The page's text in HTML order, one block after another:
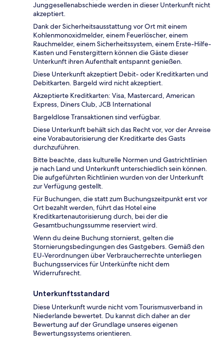
Junggesellenabschiede werden in dieser Unterkunft nicht
akzeptiert.
Dank der Sicherheitsausstattung vor Ort mit einem
Kohlenmonoxidmelder, einem Feuerlöscher, einem
Rauchmelder, einem Sicherheitssystem, einem Erste-Hilfe-
Kasten und Fenstergittern können die Gäste dieser
Unterkunft ihren Aufenthalt entspannt genießen.
Diese Unterkunft akzeptiert Debit- oder Kreditkarten und
Debitkarten. Bargeld wird nicht akzeptiert.
Akzeptierte Kreditkarten: Visa, Mastercard, American
Express, Diners Club, JCB International
Bargeldlose Transaktionen sind verfügbar.
Diese Unterkunft behält sich das Recht vor, vor der Anreise
eine Vorabautorisierung der Kreditkarte des Gasts
durchzuführen.
Bitte beachte, dass kulturelle Normen und Gastrichtlinien
je nach Land und Unterkunft unterschiedlich sein können.
Die aufgeführten Richtlinien wurden von der Unterkunft
zur Verfügung gestellt.
Für Buchungen, die statt zum Buchungszeitpunkt erst vor
Ort bezahlt werden, führt das Hotel eine
Kreditkartenautorisierung durch, bei der die
Gesamtbuchungssumme reserviert wird.
Wenn du deine Buchung stornierst, gelten die
Stornierungsbedingungen des Gastgebers. Gemäß den
EU-Verordnungen über Verbraucherrechte unterliegen
Buchungsservices für Unterkünfte nicht dem
Widerrufsrecht.
Unterkunftsstandard
Diese Unterkunft wurde nicht vom Tourismusverband in
Niederlande bewertet. Du kannst dich daher an der
Bewertung auf der Grundlage unseres eigenen
Bewertungssystems orientieren.